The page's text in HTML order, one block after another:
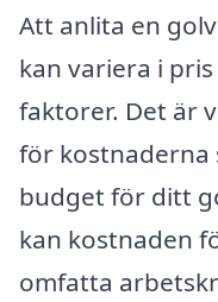
Att anlita en
kan variera i
faktorer. Det är
för kostnaderna
budget för ditt
kan kostnaden
omfatta